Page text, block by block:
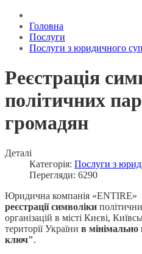
Головна
Послуги
Послуги з юридичного
Реєстрація
політичних
громадян
Деталі
Категорія: Послуги з
Перегляди: 6290
Юридична компанія «ENTIRE»
реєстрації символіки
організацій в місті Києві,
території України в
ключ".